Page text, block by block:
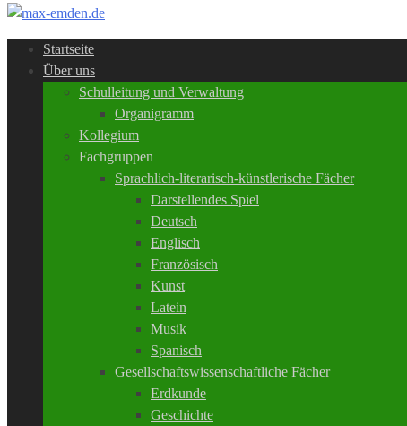
Startseite
Über uns
Schulleitung und Verwaltung
Organigramm
Kollegium
Fachgruppen
Sprachlich-literarisch-künstlerische Fächer
Darstellendes Spiel
Deutsch
Englisch
Französisch
Kunst
Latein
Musik
Spanisch
Gesellschaftswissenschaftliche Fächer
Erdkunde
Geschichte